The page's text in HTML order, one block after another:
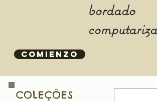
bordado
COMIENZO
COLEÇÕES